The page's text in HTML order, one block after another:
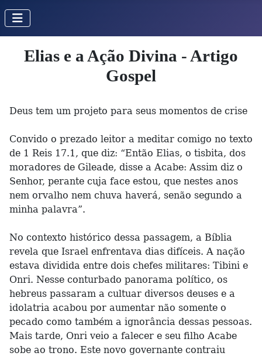
Elias e a Ação Divina - Artigo
Gospel
Deus tem um projeto para seus momentos de crise
Convido o prezado leitor a meditar comigo no texto
de 1 Reis 17.1, que diz: “Então Elias, o tisbita, dos
moradores de Gileade, disse a Acabe: Assim diz o
Senhor, perante cuja face estou, que nestes anos
nem orvalho nem chuva haverá, senão segundo a
minha palavra”.
No contexto histórico dessa passagem, a Bíblia
revela que Israel enfrentava dias difíceis. A nação
estava dividida entre dois chefes militares: Tibini e
Onri. Nesse conturbado panorama político, os
hebreus passaram a cultuar diversos deuses e a
idolatria acabou por aumentar não somente o
pecado como também a ignorância dessas pessoas.
Mais tarde, Onri veio a falecer e seu filho Acabe
sobe ao trono. Este novo governante contraiu